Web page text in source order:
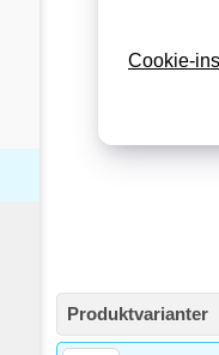
Produktvarianter
Cookie-